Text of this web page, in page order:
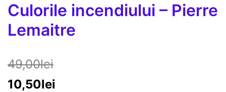
Culorile incendiului – Pierre
Lemaitre
49,00lei
10,50lei